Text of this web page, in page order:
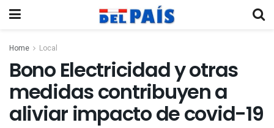
Home Local
Bono Electricidad y otras
medidas contribuyen a
aliviar impacto de covid-19